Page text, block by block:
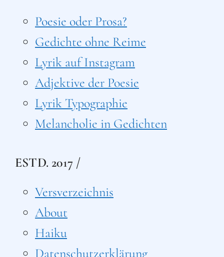
Poesie oder Prosa?
Gedichte ohne Reime
Lyrik auf Instagram
Adjektive der Poesie
Lyrik Typographie
Melancholie in Gedichten
ESTD. 2017 /
Versverzeichnis
About
Haiku
Datenschutzerklärung